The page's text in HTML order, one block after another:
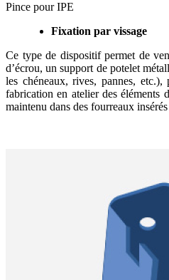
Pince pour IPE
Fixation par vissage
Ce type de dispositif permet de
d’écrou, un support de potelet
les chéneaux, rives, pannes, etc.),
fabrication en atelier des éléments
maintenu dans des fourreaux